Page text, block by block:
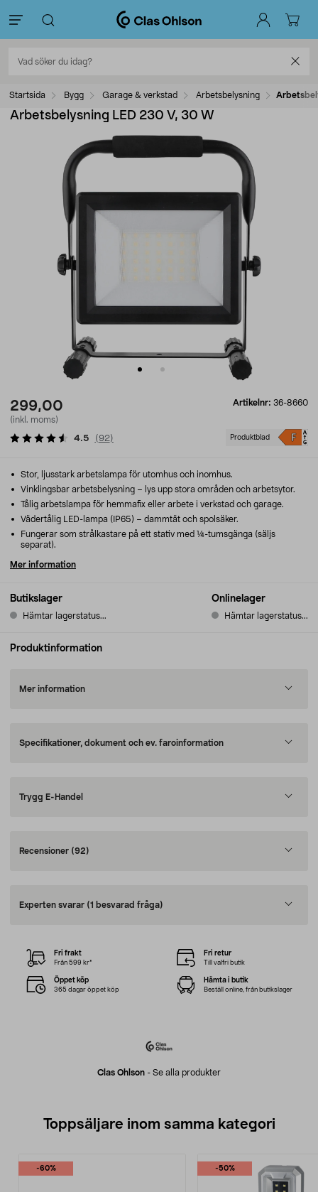
Startsida Bygg Garage & verkstad Arbetsbelysning
Arbetsbelysning LED 230 V, 30 W
299,00
(inkl. moms)
Artikelnr: 36-8660
Produktblad
4.5 (92)
Butikslager
Hämtar lagerstatus...
Onlinelager
Hämtar lagerstatus...
Stor, ljusstark arbetslampa för utomhus och inomhus.
Vinklingsbar arbetsbelysning – lys upp stora områden och arbetsytor.
Tålig arbetslampa för hemmafix eller arbete i verkstad och garage.
Vädertålig LED-lampa (IP65) – dammtät och spolsäker.
Fungerar som strålkastare på ett stativ med ¼-tumsgänga (säljs
separat).
Mer information
Produktinformation
Mer information
Specifikationer, dokument och ev. faroinformation
Trygg E-Handel
Recensioner (92)
Experten svarar (1 besvarad fråga)
Clas Ohlson - Se alla produkter
Fri frakt
Från 599 kr*
Fri retur
Till valfri butik
Öppet köp
365 dagar öppet köp
Hämta i butik
Beställ online, från butikslager
Toppsäljare inom samma kategori
-60% -50%